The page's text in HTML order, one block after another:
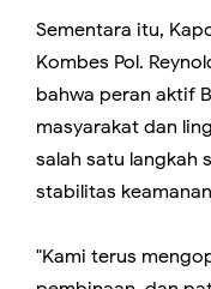
Sementara itu,
Kombes Pol.
bahwa peran aktif
masyarakat dan
salah satu langkah
stabilitas
"Kami terus